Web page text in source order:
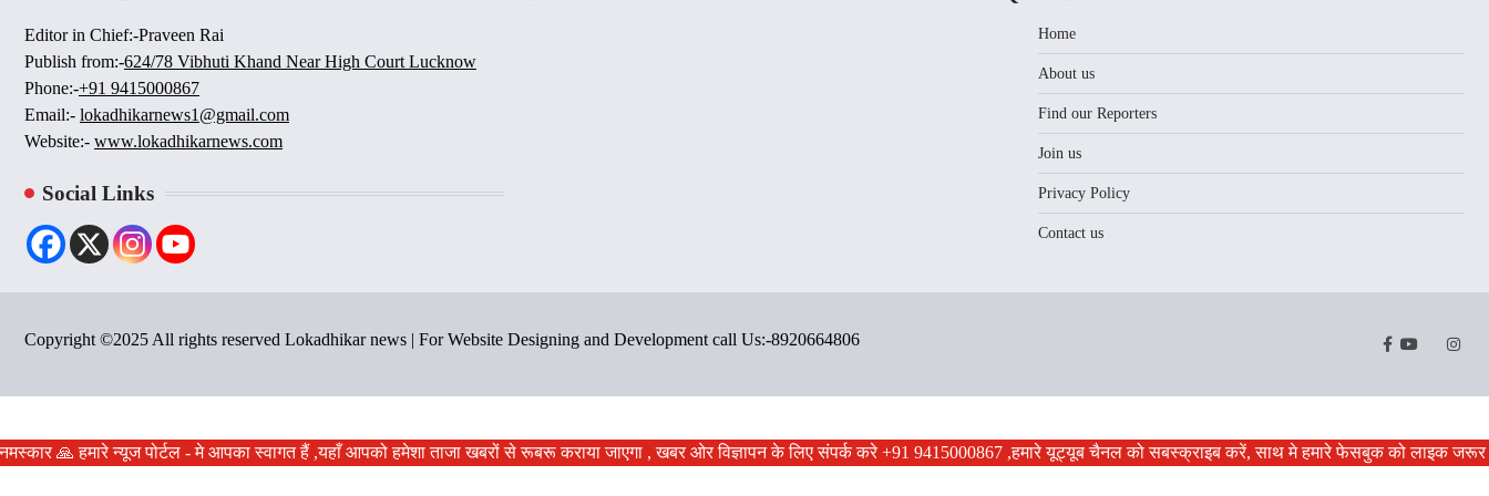
Editor in Chief:-Praveen Rai
Publish from:-624/78 Vibhuti Khand Near High Court Lucknow
Phone:-+91 9415000867
Email:- lokadhikarnews1@gmail.com
Website:- www.lokadhikarnews.com
Social Links
Home
About us
Find our Reporters
Join us
Privacy Policy
Contact us
Copyright ©2025 All rights reserved Lokadhikar news | For Website Designing and Development call Us:-8920664806
Facebook
Youtube
Twitter
🙏 हमारे न्यूज पोर्टल - मे आपका स्वागत हैं ,यहाँ आपको हमेशा ताजा खबरों से रूबरू कराया जाएगा , खबर ओर विज्ञापन के लिए संपर्क करे +91 9415000867 ,हमारे यूट्यूब चैनल को सबस्क्राइब करें, साथ मे हमारे फेसबुक को लाइक जरूर